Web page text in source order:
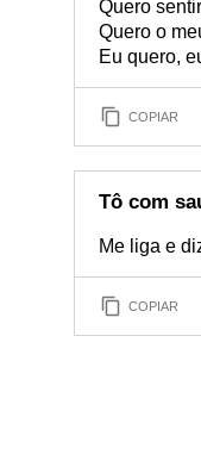
Quero
Quero o
Eu quero,
COPIAR
Tô com
Me liga e
COPIAR